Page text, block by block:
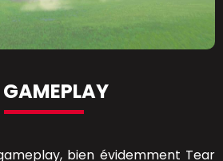
GAMEPLAY
bien évidemment Tear